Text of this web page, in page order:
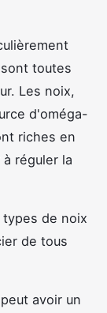
toutes
Les noix,
d'oméga-
riches en
réguler la
de noix
de tous
avoir un